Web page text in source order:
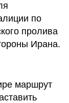
по
пролива
Ирана.
маршрут